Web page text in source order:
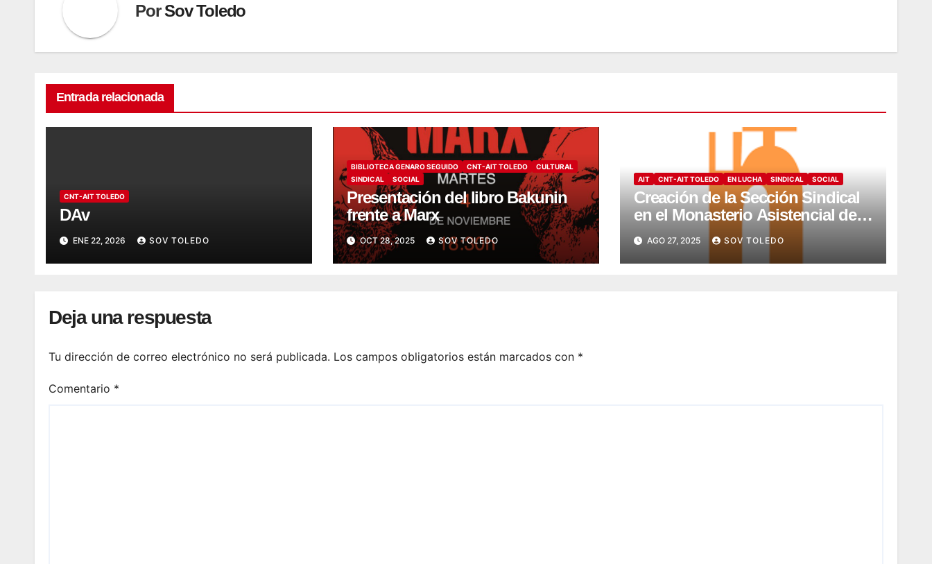
PorSov Toledo
Entrada relacionada
CNT-AIT TOLEDO
DAv
ENE 22, 2026 SOV TOLEDO
BIBLIOTECA GENARO SEGUIDO CNT-AIT TOLEDO
CULTURAL
SINDICAL
SOCIAL
Presentación del libro Bakunin
frente a Marx
OCT 28, 2025 SOV TOLEDO
AIT CNT-AIT TOLEDO EN LUCHA SINDICAL SOCIAL
Creación de la Sección Sindical
en el Monasterio Asistencial de
Montesión – Fundación Summa
Humanitate
AGO 27, 2025 SOV TOLEDO
Deja una respuesta
Tu dirección de correo electrónico no será publicada. Los campos obligatorios están marcados con *
Comentario *